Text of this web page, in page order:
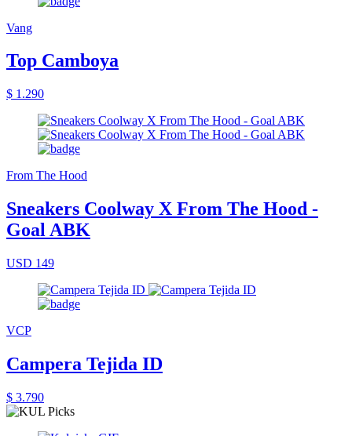
Vang
Top Camboya
$ 1.290
From The Hood
Sneakers Coolway X From The Hood -
Goal ABK
USD 149
VCP
Campera Tejida ID
$ 3.790